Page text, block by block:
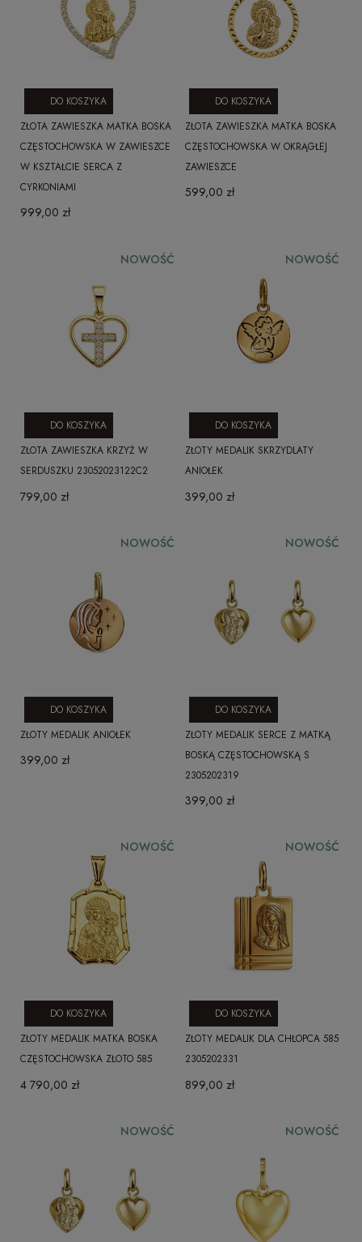
ZŁOTA ZAWIESZKA MATKA BOSKA
CZĘSTOCHOWSKA W ZAWIESZCE
W KSZTAŁCIE SERCA Z
CYRKONIAMI
999,00 zł
DO KOSZYKA
ZŁOTA ZAWIESZKA MATKA BOSKA
CZĘSTOCHOWSKA W OKRĄGŁEJ
ZAWIESZCE
599,00 zł
DO KOSZYKA
ZŁOTA ZAWIESZKA KRZYŻ W
SERDUSZKU 23052023122C2
799,00 zł
DO KOSZYKA
NOWOŚĆ
ZŁOTY MEDALIK SKRZYDLATY
ANIOŁEK
399,00 zł
DO KOSZYKA
NOWOŚĆ
ZŁOTY MEDALIK ANIOŁEK
399,00 zł
DO KOSZYKA
NOWOŚĆ
ZŁOTY MEDALIK SERCE Z MATKĄ
BOSKĄ CZĘSTOCHOWSKĄ S
2305202319
399,00 zł
DO KOSZYKA
NOWOŚĆ
ZŁOTY MEDALIK MATKA BOSKA
CZĘSTOCHOWSKA ZŁOTO 585
4 790,00 zł
DO KOSZYKA
NOWOŚĆ
ZŁOTY MEDALIK DLA CHŁOPCA 585
2305202331
899,00 zł
DO KOSZYKA
NOWOŚĆ
NOWOŚĆ NOWOŚĆ